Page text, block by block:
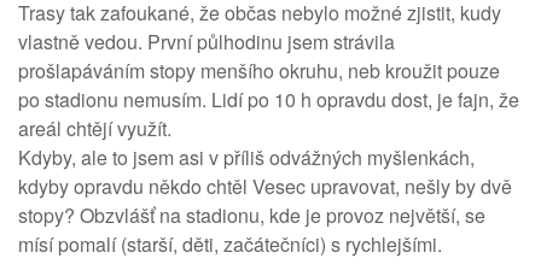
Trasy tak zafoukané, že občas nebylo možné zjistit, kudy
vlastně vedou. První půlhodinu jsem strávila
prošlapáváním stopy menšího okruhu, neb kroužit pouze
po stadionu nemusím. Lidí po 10 h opravdu dost, je fajn, že
areál chtějí využít.
Kdyby, ale to jsem asi v příliš odvážných myšlenkách,
kdyby opravdu někdo chtěl Vesec upravovat, nešly by dvě
stopy? Obzvlášť na stadionu, kde je provoz největší, se
mísí pomalí (starší, děti, začátečníci) s rychlejšími.